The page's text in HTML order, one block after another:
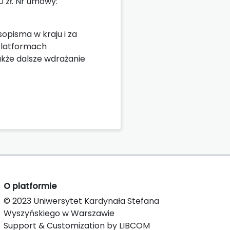
w kraju i za
dalsze wdrażanie
O platformie
© 2023 Uniwersytet Kardynała Stefana
Wyszyńskiego w Warszawie
Support & Customization by LIBCOM